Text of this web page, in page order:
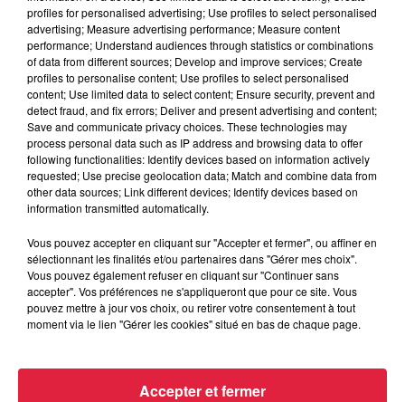
À Hoerdt, de l’eau brune sort des robinets
Depuis plusieurs jours, des habitants de Hoerdt ont vu de
profiles for personalised advertising; Use profiles to select personalised
advertising; Measure advertising performance; Measure content
performance; Understand audiences through statistics or combinations
of data from different sources; Develop and improve services; Create
profiles to personalise content; Use profiles to select personalised
content; Use limited data to select content; Ensure security, prevent and
detect fraud, and fix errors; Deliver and present advertising and content;
Save and communicate privacy choices. These technologies may
process personal data such as IP address and browsing data to offer
following functionalities: Identify devices based on information actively
requested; Use precise geolocation data; Match and combine data from
other data sources; Link different devices; Identify devices based on
information transmitted automatically.
Vous pouvez accepter en cliquant sur "Accepter et fermer", ou affiner en
sélectionnant les finalités et/ou partenaires dans "Gérer mes choix".
Vous pouvez également refuser en cliquant sur "Continuer sans
accepter". Vos préférences ne s'appliqueront que pour ce site. Vous
pouvez mettre à jour vos choix, ou retirer votre consentement à tout
moment via le lien "Gérer les cookies" situé en bas de chaque page.
Accepter et fermer